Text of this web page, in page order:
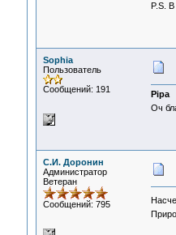
P.S.
Sophia
Пользователь
Сообщений: 191
Pipa
Оч
С.И. Доронин
Администратор
Ветеран
Сообщений: 795